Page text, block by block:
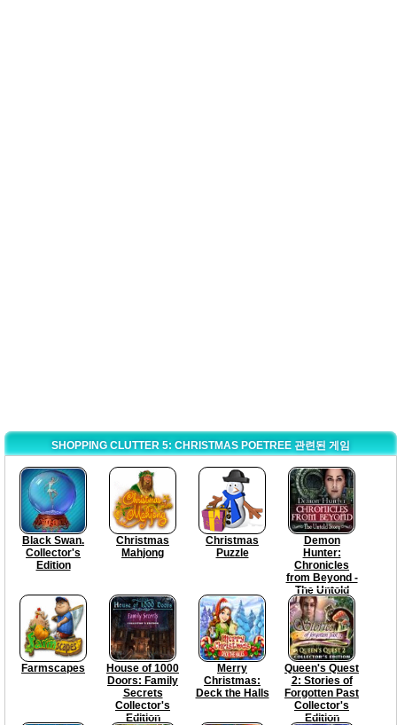
SHOPPING CLUTTER 5: CHRISTMAS POETREE 관련된 게임
Black Swan.
Collector's
Edition
Christmas
Mahjong
Christmas
Puzzle
Demon
Hunter:
Chronicles
from Beyond -
The Untold
Story
Farmscapes
House of 1000
Doors: Family
Secrets
Collector's
Edition
Merry
Christmas:
Deck the Halls
Queen's Quest
2: Stories of
Forgotten Past
Collector's
Edition